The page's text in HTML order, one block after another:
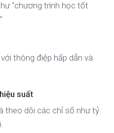
“chương trình học tốt
thông điệp hấp dẫn và
suất
theo dõi các chỉ số như tỷ